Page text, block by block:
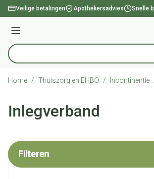
Ga naar de inhoud
Veilige betalingen Apothekersadvies Snelle
Menu
Product, merk, categorie...
Home / Thuiszorg en EHBO / Incontinentie
Inlegverband
Filteren